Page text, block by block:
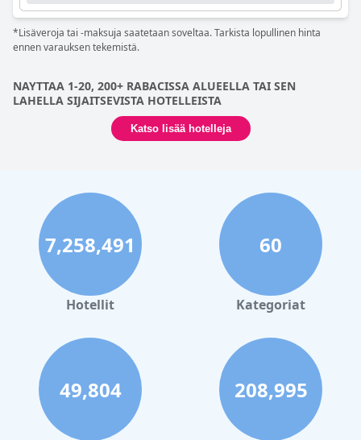
*Lisäveroja tai -maksuja saatetaan soveltaa. Tarkista lopullinen hinta
ennen varauksen tekemistä.
NAYTTAA 1-20, 200+ RABACISSA ALUEELLA TAI SEN
LAHELLA SIJAITSEVISTA HOTELLEISTA
Katso lisää hotelleja
7,258,491
Hotellit
60
Kategoriat
49,804 208,995